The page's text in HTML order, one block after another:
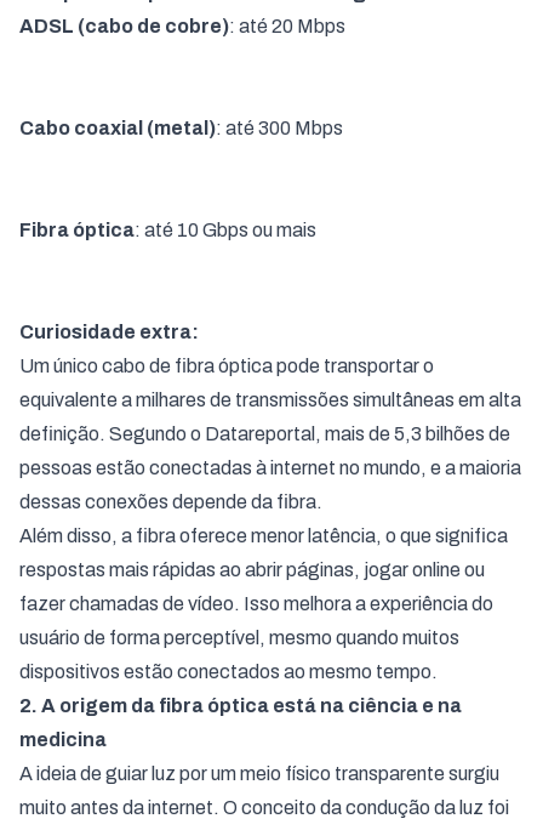
ADSL (cabo de cobre): até 20 Mbps
Cabo coaxial (metal): até 300 Mbps
Fibra óptica: até 10 Gbps ou mais
Curiosidade extra:
Um único cabo de fibra óptica pode transportar o
equivalente a milhares de transmissões simultâneas em alta
definição. Segundo o Datareportal, mais de 5,3 bilhões de
pessoas estão conectadas à internet no mundo, e a maioria
dessas conexões depende da fibra.
Além disso, a fibra oferece menor latência, o que significa
respostas mais rápidas ao abrir páginas, jogar online ou
fazer chamadas de vídeo. Isso melhora a experiência do
usuário de forma perceptível, mesmo quando muitos
dispositivos estão conectados ao mesmo tempo.
2. A origem da fibra óptica está na ciência e na
medicina
A ideia de guiar luz por um meio físico transparente surgiu
muito antes da internet. O conceito da condução da luz foi